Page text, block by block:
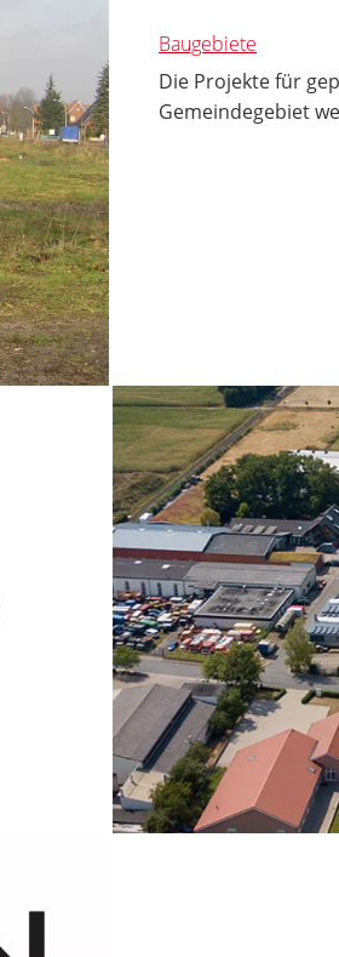
Baugebiete
Die Projekte für
Gemeindegebiet